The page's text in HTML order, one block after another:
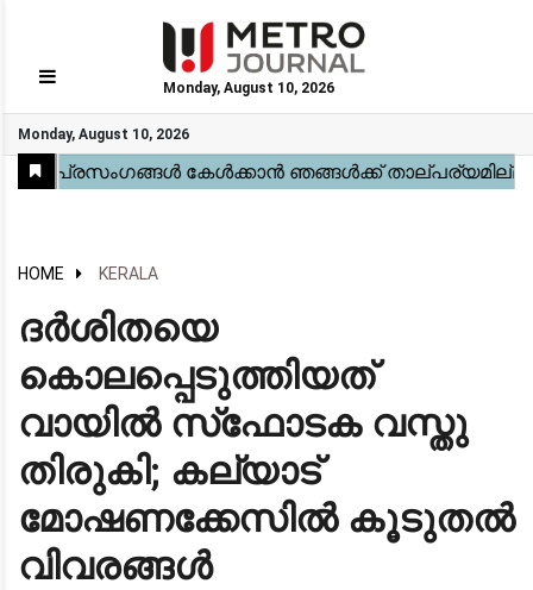
Monday, August 10, 2026
Monday, August 10, 2026
GO
Home
Kerala
National
Gulf
World
Sports
Movies
Health
Automobile
Travel
Education
Novel
Business
Technology
Webstory
HOME KERALA
ദർശിതയെ
കൊലപ്പെടുത്തിയത്
വായിൽ സ്‌ഫോടക വസ്തു
തിരുകി; കല്യാട്
മോഷണക്കേസിൽ കൂടുതൽ
വിവരങ്ങൾ